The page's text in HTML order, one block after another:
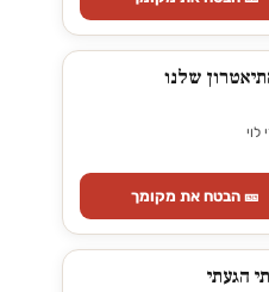
שלנו
🎫 הבטח את מקומך
הגעתי